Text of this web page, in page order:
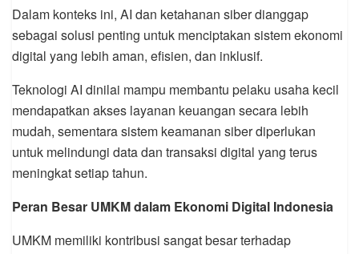
Dalam konteks ini, AI dan ketahanan siber dianggap
sebagai solusi penting untuk menciptakan sistem ekonomi
digital yang lebih aman, efisien, dan inklusif.
Teknologi AI dinilai mampu membantu pelaku usaha kecil
mendapatkan akses layanan keuangan secara lebih
mudah, sementara sistem keamanan siber diperlukan
untuk melindungi data dan transaksi digital yang terus
meningkat setiap tahun.
Peran Besar UMKM dalam Ekonomi Digital Indonesia
UMKM memiliki kontribusi sangat besar terhadap